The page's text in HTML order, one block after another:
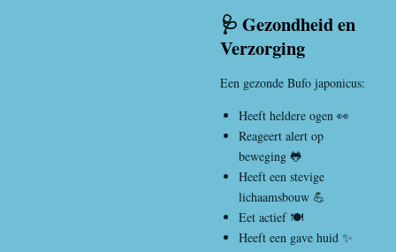
🩺 Gezondheid en
Verzorging
Een gezonde Bufo japonicus:
Heeft heldere ogen 👀
Reageert alert op
beweging 🐸
Heeft een stevige
lichaamsbouw 💪
Eet actief 🍽️
Heeft een gave huid ✨